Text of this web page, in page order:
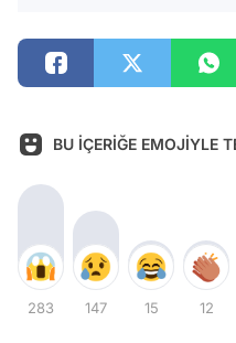
BU İÇERİĞE EMOJİYLE
283 147 15 12